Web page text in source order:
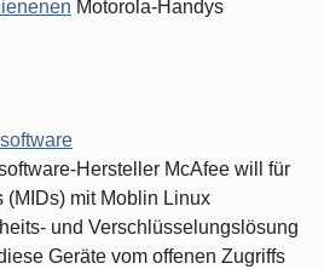
Motorola-Handys
Hersteller McAfee will für
(MIDs) mit Moblin Linux
und Verschlüsselungslösung
Geräte vom offenen Zugriffs